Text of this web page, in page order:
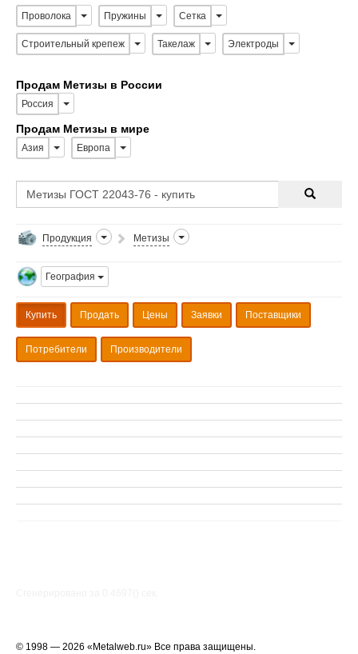
Проволока Пружины Сетка
Строительный крепеж Такелаж Электроды
Продам Метизы в России
Россия
Продам Метизы в мире
Азия Европа
Продукция Метизы
География
Купить Продать Цены Заявки Поставщики
Потребители Производители
© 1998 — 2026 «Metalweb.ru» Все права защищены.